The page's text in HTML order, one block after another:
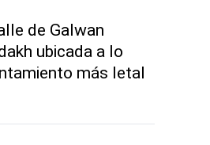
de Galwan
ubicada a lo
más letal